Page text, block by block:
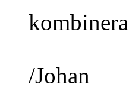
/Johan